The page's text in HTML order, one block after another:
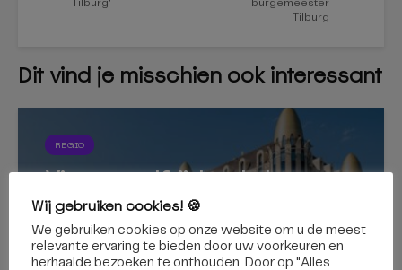
Tilburg’
burgemeester
Tilburg
Dit vind je misschien ook interessant
REGIO
Via een zelfrijdende bus
naar de Efteling? Binnenkort
kan het
Wij gebruiken cookies! 🍪
We gebruiken cookies op onze website om u de meest
relevante ervaring te bieden door uw voorkeuren en
herhaalde bezoeken te onthouden. Door op "Alles